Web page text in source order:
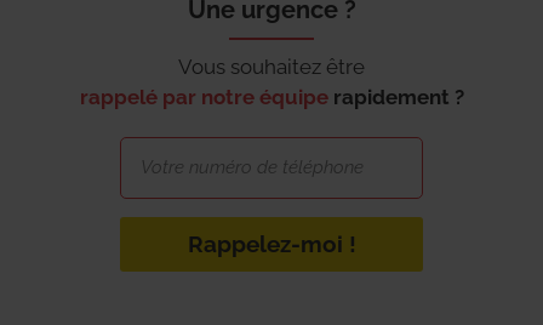
Une urgence ?
Vous souhaitez être
rappelé par notre équipe rapidement ?
Rappelez-moi !